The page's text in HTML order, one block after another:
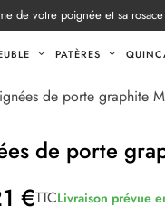
de votre poignée et sa
PATÈRES
de porte graphite
de porte
€TTCLivraison prévue